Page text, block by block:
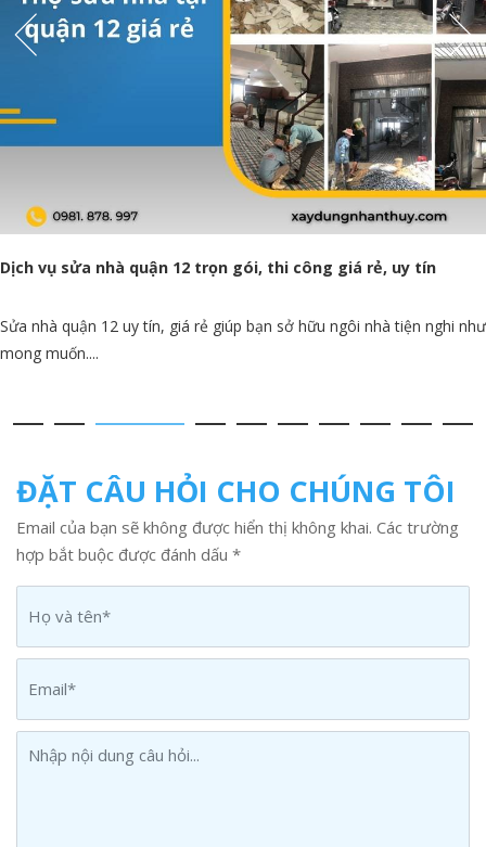
Dịch vụ sửa nhà quận 12 trọn gói, thi công giá rẻ, uy tín
Sửa nhà quận 12 uy tín, giá rẻ giúp bạn sở hữu ngôi nhà tiện nghi như
mong muốn....
ĐẶT CÂU HỎI CHO CHÚNG TÔI
Email của bạn sẽ không được hiển thị không khai. Các trường
hợp bắt buộc được đánh dấu *